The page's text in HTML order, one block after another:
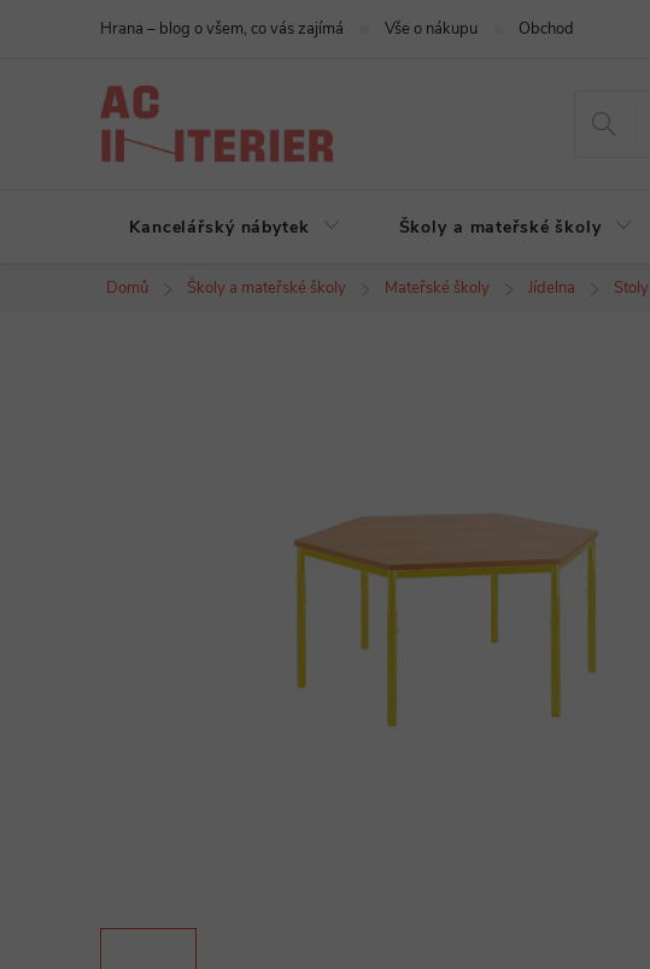
Hrana – blog o všem, co vás zajímá Vše o nákupu Obchodní podmínky
Kancelářský nábytek Školy a mateřské školy
Domů Školy a mateřské školy Mateřské školy Jídelna Stoly